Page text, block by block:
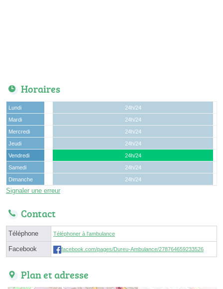
Horaires
Lundi
24h/24
Mardi
24h/24
Mercredi
24h/24
Jeudi
24h/24
Vendredi
24h/24
Samedi
24h/24
Dimanche
24h/24
Signaler une erreur
Contact
Téléphone Téléphoner à l'ambulance
Facebook facebook.com/pages/Dureu-Ambulance/278764659233526
Plan et adresse